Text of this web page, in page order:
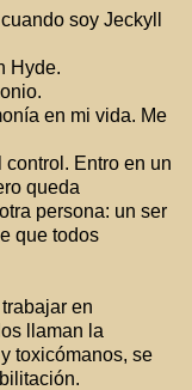
soy Jeckyll
Hyde.
en mi vida. Me
Entro en un
queda
persona: un ser
que todos
en
llaman la
toxicómanos, se